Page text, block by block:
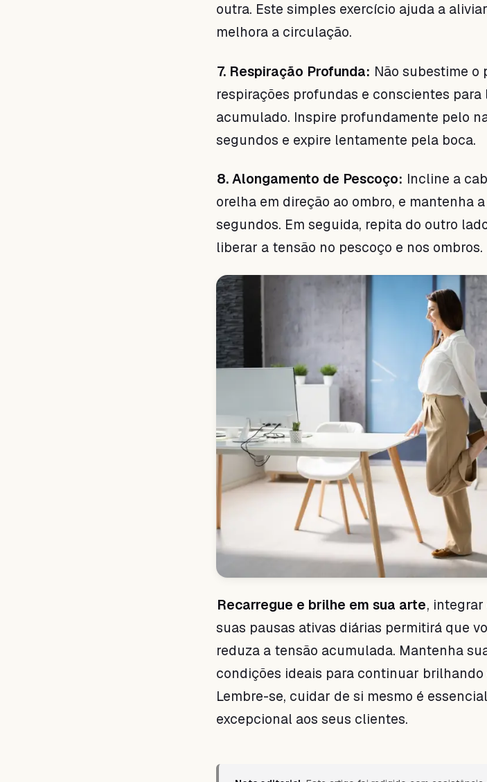
outra. Este simples exercício ajuda a
melhora a circulação.
7. Respiração Profunda: Não subestime o
respirações profundas e conscientes para
acumulado. Inspire profundamente pelo
segundos e expire lentamente pela boca.
8. Alongamento de Pescoço: Incline a
orelha em direção ao ombro, e mantenha
segundos. Em seguida, repita do outro
liberar a tensão no pescoço e nos ombros.
Recarregue e brilhe em sua arte, integrar
suas pausas ativas diárias permitirá que
reduza a tensão acumulada. Mantenha
condições ideais para continuar
Lembre-se, cuidar de si mesmo é
excepcional aos seus clientes.